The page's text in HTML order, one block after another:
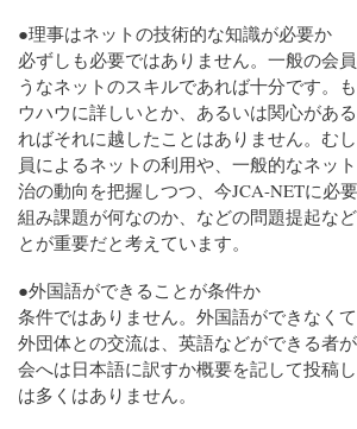
●理事はネットの技術的な知識が必要か
必ずしも必要ではありません。一般の会
うなネットのスキルであれば十分です。
ウハウに詳しいとか、あるいは関心があ
ればそれに越したことはありません。む
員によるネットの利用や、一般的なネッ
治の動向を把握しつつ、今JCA-NETに必
組み課題が何なのか、などの問題提起な
とが重要だと考えています。
●外国語ができることが条件か
条件ではありません。外国語ができなく
外団体との交流は、英語などができる者
会へは日本語に訳すか概要を記して投稿
は多くはありません。